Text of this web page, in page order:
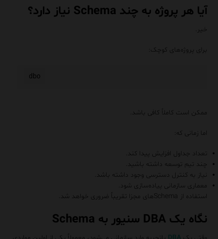
آیا هر پروژه به چند Schema نیاز دارد؟
خیر.
برای پروژه‌های کوچک:
ممکن است کاملاً کافی باشد.
اما زمانی که:
تعداد جداول افزایش پیدا کند.
چند تیم توسعه داشته باشید.
نیاز به کنترل دسترسی وجود داشته باشد.
معماری سازمانی پیاده‌سازی شود.
استفاده از Schemaهای مجزا تقریباً ضروری خواهد شد.
نگاه یک DBA سنیور به Schema